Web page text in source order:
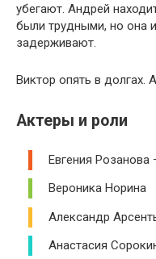
убегают. Андрей
были трудными, но она
задерживают.
Виктор опять в долгах.
Актеры и роли
Евгения Розанова
Вероника Норина
Александр
Анастасия